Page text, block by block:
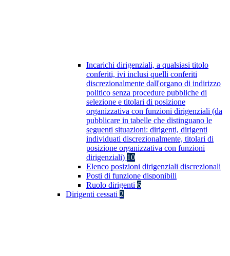
Incarichi dirigenziali, a qualsiasi titolo
conferiti, ivi inclusi quelli conferiti
discrezionalmente dall'organo di indirizzo
politico senza procedure pubbliche di
selezione e titolari di posizione
organizzativa con funzioni dirigenziali (da
pubblicare in tabelle che distinguano le
seguenti situazioni: dirigenti, dirigenti
individuati discrezionalmente, titolari di
posizione organizzativa con funzioni
dirigenziali) 10
Elenco posizioni dirigenziali discrezionali
Posti di funzione disponibili
Ruolo dirigenti 6
Dirigenti cessati 2